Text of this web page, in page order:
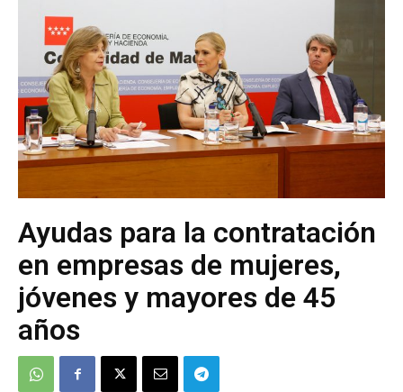
Ayudas para la contratación
en empresas de mujeres,
jóvenes y mayores de 45
años